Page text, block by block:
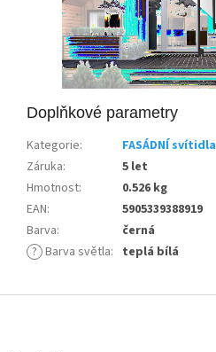
Doplňkové parametry
Kategorie:
FASÁDNÍ svítidla
Záruka:
5 let
Hmotnost:
0.526 kg
EAN:
5905339388919
Barva:
černá
? Barva světla: teplá bílá